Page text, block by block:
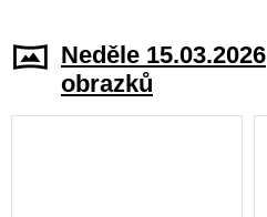
Neděle 15.03.2026
obrazků